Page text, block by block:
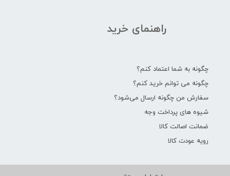
راهنمای خرید
چگونه به شما اعتماد کنم؟
چگونه می توانم خرید کنم؟
سفارش من چگونه ارسال می‌شود؟
شیوه های پرداخت وجه
ضمانت اصالت کالا
رویه عودت کالا